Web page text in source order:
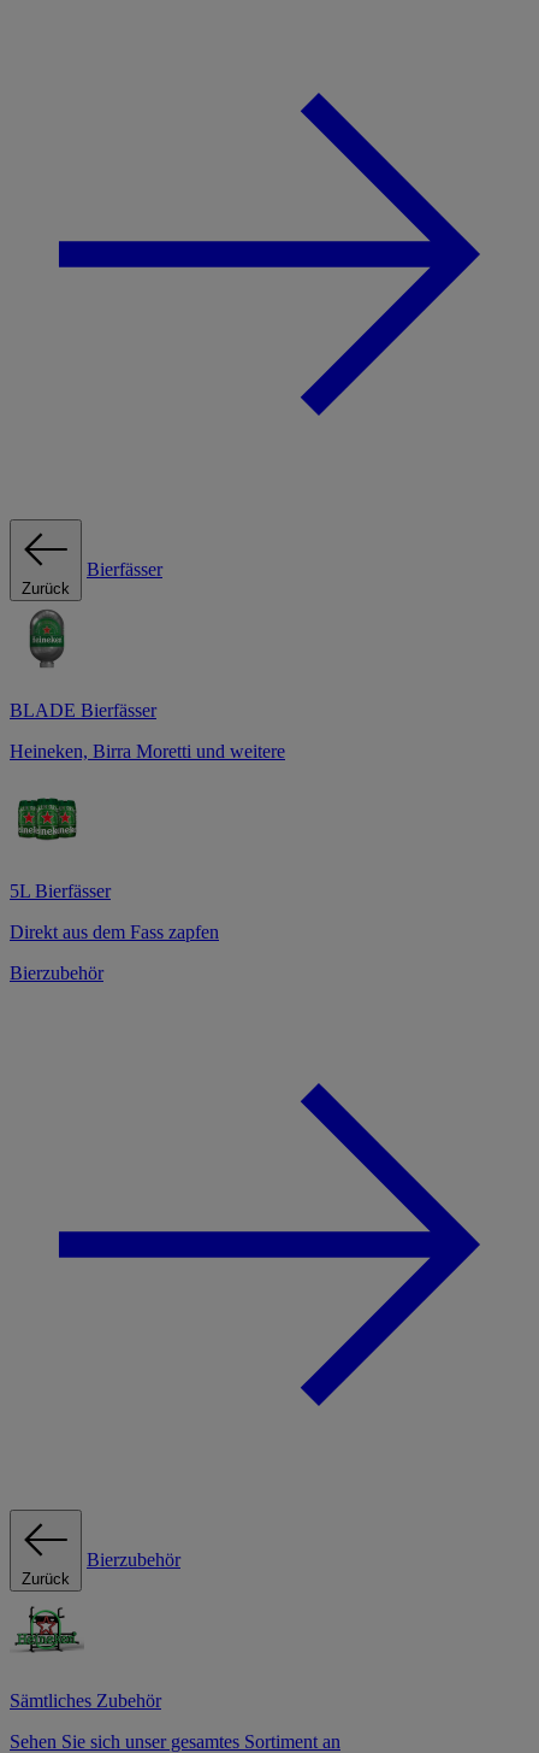
Zurück
Bierfässer
BLADE Bierfässer
Heineken, Birra Moretti und weitere
5L Bierfässer
Direkt aus dem Fass zapfen
Bierzubehör
Zurück
Bierzubehör
Sämtliches Zubehör
Sehen Sie sich unser gesamtes Sortiment an